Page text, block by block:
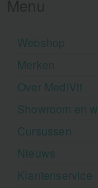
Webshop
Merken
Over MediVit
Showroom en
Cursussen
Nieuws
Klantenservice